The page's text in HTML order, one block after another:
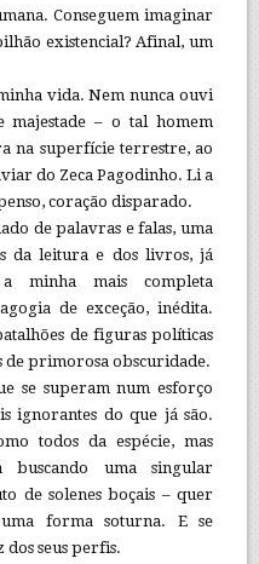
Conseguem imaginar
existencial? Afinal, um
vida. Nem nunca ouvi
majestade – o tal homem
na superfície terrestre, ao
do Zeca Pagodinho. Li a
coração disparado.
de palavras e falas, uma
da leitura e dos livros, já
minha mais completa
de exceção, inédita.
de figuras políticas
de primorosa obscuridade.
se superam num esforço
ignorantes do que já são.
todos da espécie, mas
uma singular
de solenes boçais – quer
forma soturna. E se
seus perfis.